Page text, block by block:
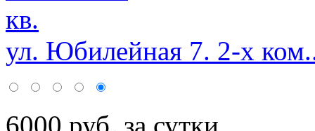
ул. Юбилейная 7. 2-х
6000 руб. за сутки